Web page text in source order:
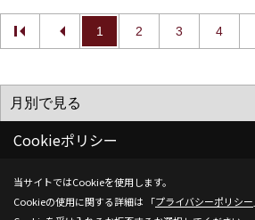
1 2 3 4
Cookieポリシー
当サイトではCookieを使用します。
Cookieの使用に関する詳細は 「プライバシーポリシー